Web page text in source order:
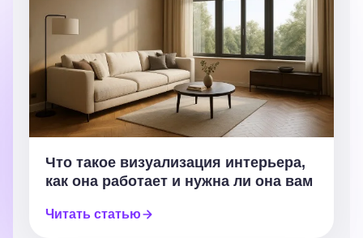
Что такое визуализация интерьера,
как она работает и нужна ли она вам
Читать статью